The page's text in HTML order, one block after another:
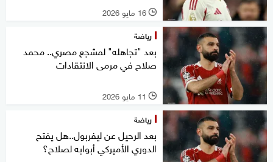
l 16 مايو 2026
رياضة
بعد "تجاهله" لمشجع مصري.. محمد
صلاح في مرمى الانتقادات
l 11 مايو 2026
رياضة
بعد الرحيل عن ليفربول..هل يفتح
الدوري الأميركي أبوابه لصلاح؟